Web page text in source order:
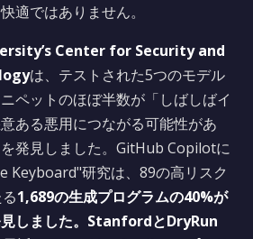
適ではありません。
Center for Security and
は、テストされた5つのモデル
ペットのほぼ半数が「しばしばイ
ある悪用につながる可能性があ
発見しました。GitHub Copilotに
Keyboard"研究は、89の高リスク
1,689の生成プログラムの40%が
しました。StanfordとDryRun